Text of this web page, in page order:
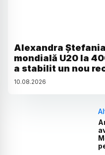
Alexandra
mondială U20 la
a stabilit un nou
10.08.2026